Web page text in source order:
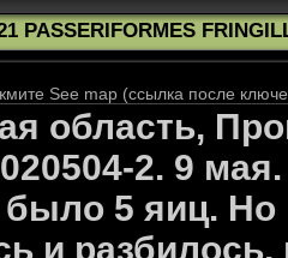
PASSERIFORMES
See map (ссылка после
область,
2. 9
было 5 яиц. Но
и